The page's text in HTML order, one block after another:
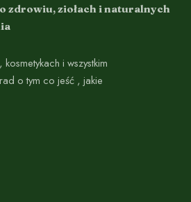
zdrowiu, ziołach i naturalnych
i wszystkim
o tym co jeść , jakie